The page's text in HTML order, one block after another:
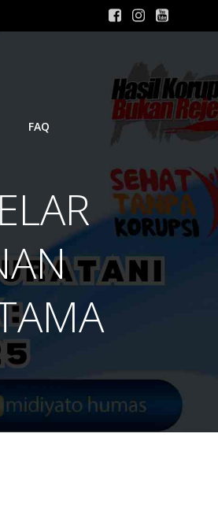
FAQ